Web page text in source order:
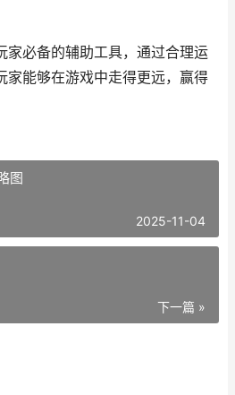
家必备的辅助工具，通过合理运
家能够在游戏中走得更远，赢得
图
2025-11-04
下一篇 »